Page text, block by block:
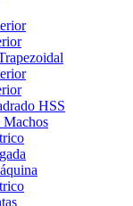
HSS
Machos